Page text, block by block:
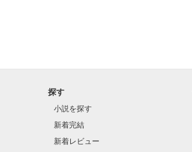
探す
小説を探す
新着完結
新着レビュー